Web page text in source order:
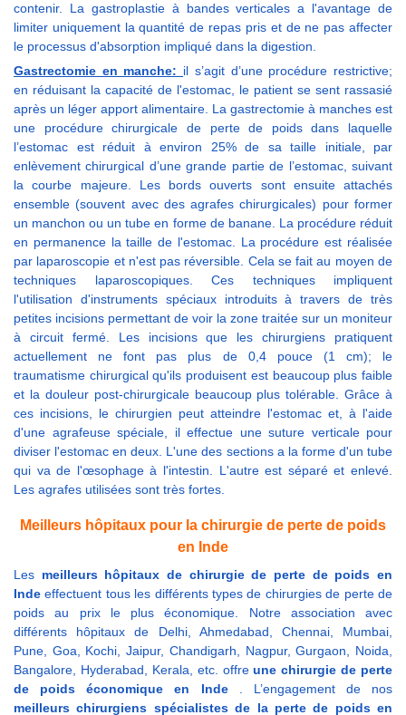
contenir. La gastroplastie à bandes verticales a l'avantage de
limiter uniquement la quantité de repas pris et de ne pas affecter
le processus d'absorption impliqué dans la digestion.
Gastrectomie en manche: il s’agit d’une procédure restrictive;
en réduisant la capacité de l'estomac, le patient se sent rassasié
après un léger apport alimentaire. La gastrectomie à manches est
une procédure chirurgicale de perte de poids dans laquelle
l’estomac est réduit à environ 25% de sa taille initiale, par
enlèvement chirurgical d’une grande partie de l’estomac, suivant
la courbe majeure. Les bords ouverts sont ensuite attachés
ensemble (souvent avec des agrafes chirurgicales) pour former
un manchon ou un tube en forme de banane. La procédure réduit
en permanence la taille de l'estomac. La procédure est réalisée
par laparoscopie et n'est pas réversible. Cela se fait au moyen de
techniques laparoscopiques. Ces techniques impliquent
l'utilisation d'instruments spéciaux introduits à travers de très
petites incisions permettant de voir la zone traitée sur un moniteur
à circuit fermé. Les incisions que les chirurgiens pratiquent
actuellement ne font pas plus de 0,4 pouce (1 cm); le
traumatisme chirurgical qu'ils produisent est beaucoup plus faible
et la douleur post-chirurgicale beaucoup plus tolérable. Grâce à
ces incisions, le chirurgien peut atteindre l'estomac et, à l'aide
d'une agrafeuse spéciale, il effectue une suture verticale pour
diviser l'estomac en deux. L'une des sections a la forme d'un tube
qui va de l'œsophage à l'intestin. L'autre est séparé et enlevé.
Les agrafes utilisées sont très fortes.
Meilleurs hôpitaux pour la chirurgie de perte de poids
en Inde
Les meilleurs hôpitaux de chirurgie de perte de poids en
Indeeffectuent tous les différents types de chirurgies de perte de
poids au prix le plus économique. Notre association avec
différents hôpitaux de Delhi, Ahmedabad, Chennai, Mumbai,
Pune, Goa, Kochi, Jaipur, Chandigarh, Nagpur, Gurgaon, Noida,
Bangalore, Hyderabad, Kerala, etc. offreune chirurgie de perte
de poids économique en Inde
. L’engagement de nos
meilleurs chirurgiens spécialistes de la perte de poids en